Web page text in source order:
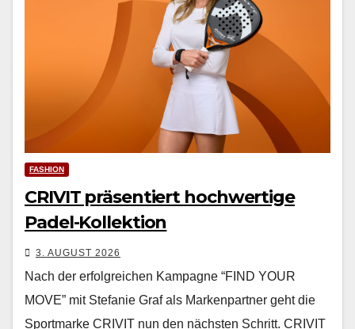
FASHION
CRIVIT präsentiert hochwertige
Padel-Kollektion
3. AUGUST 2026
Nach der erfol­gre­ichen Kam­pagne “FIND YOUR
MOVE” mit Ste­fanie Graf als Marken­part­ner geht die
Sport­marke CRIVIT nun den näch­sten Schritt. CRIVIT